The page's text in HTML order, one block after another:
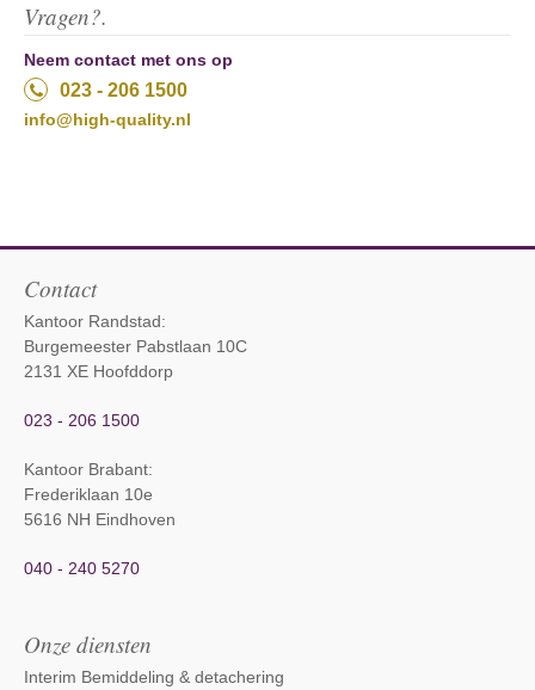
Vragen?.
Neem contact met ons op
023 - 206 1500
info@high-quality.nl
Contact
Kantoor Randstad:
Burgemeester Pabstlaan 10C
2131 XE Hoofddorp
023 - 206 1500
Kantoor Brabant:
Frederiklaan 10e
5616 NH Eindhoven
040 - 240 5270
Onze diensten
Interim Bemiddeling & detachering